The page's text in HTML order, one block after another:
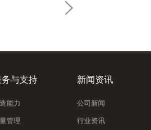
务与支持
能力
管理
新闻资讯
公司新闻
行业资讯